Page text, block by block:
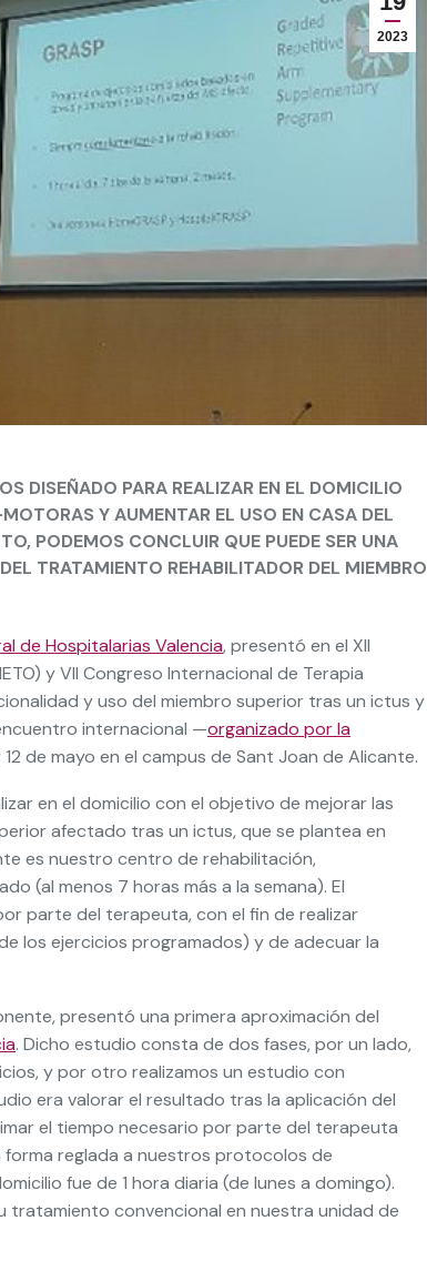
2023
DISEÑADO PARA REALIZAR EN EL DOMICILIO
Y AUMENTAR EL USO EN CASA DEL
PODEMOS CONCLUIR QUE PUEDE SER UNA
TRATAMIENTO REHABILITADOR DEL MIEMBRO
de Hospitalarias Valencia, presentó en el XII
y VII Congreso Internacional de Terapia
y uso del miembro superior tras un ictus y
internacional —organizado por la
de mayo en el campus de Sant Joan de Alicante.
en el domicilio con el objetivo de mejorar las
afectado tras un ictus, que se plantea en
es nuestro centro de rehabilitación,
(al menos 7 horas más a la semana). El
parte del terapeuta, con el fin de realizar
los ejercicios programados) y de adecuar la
presentó una primera aproximación del
. Dicho estudio consta de dos fases, por un lado,
y por otro realizamos un estudio con
era valorar el resultado tras la aplicación del
el tiempo necesario por parte del terapeuta
reglada a nuestros protocolos de
fue de 1 hora diaria (de lunes a domingo).
tratamiento convencional en nuestra unidad de